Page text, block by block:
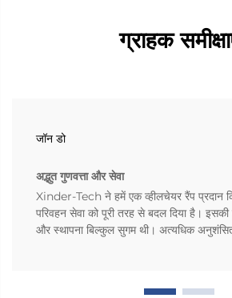
ग्राहक
जॉन डो
अद्भुत गुणवत्ता और सेवा
Xinder-Tech ने हमें एक व्हीलचेयर रैंप प्रदान
परिवहन सेवा को पूरी तरह से बदल दिया है।
और स्थापना बिल्कुल सुगम थी। अत्यधिक